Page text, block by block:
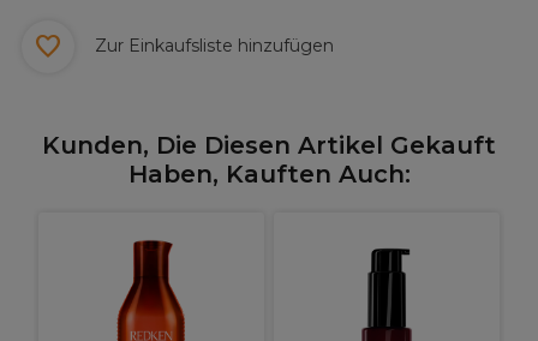
Zur Einkaufsliste hinzufügen
Kunden, Die Diesen Artikel Gekauft
Haben, Kauften Auch: